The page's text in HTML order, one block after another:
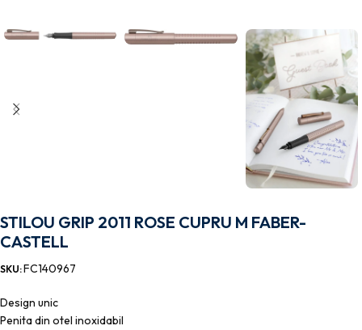
STILOU GRIP 2011 ROSE CUPRU M FABER-
CASTELL
SKU:FC140967
Design unic
Penita din otel inoxidabil